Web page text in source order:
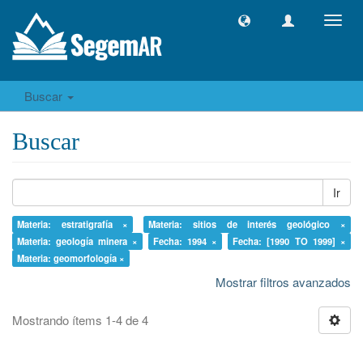
Buscar
Buscar
Ir
Materia: estratigrafía ×
Materia: sitios de interés geológico ×
Materia: geología minera ×
Fecha: 1994 ×
Fecha: [1990 TO 1999] ×
Materia: geomorfología ×
Mostrar filtros avanzados
Mostrando ítems 1-4 de 4